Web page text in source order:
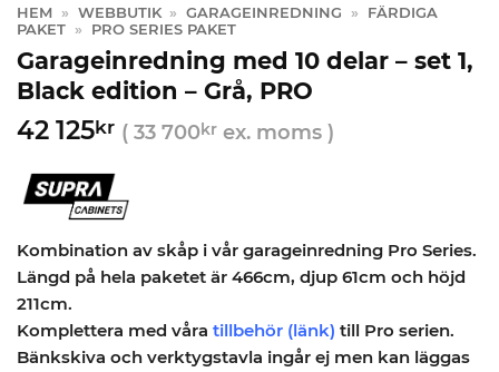
HEM » WEBBUTIK » GARAGEINREDNING »
FÄRDIGA
PAKET » PRO SERIES PAKET
Garageinredning med 10 delar – set 1,
Black edition – Grå, PRO
42 125kr ( 33 700kr ex. moms )
Kombination av skåp i vår garageinredning Pro Series.
Längd på hela paketet är 466cm, djup 61cm och höjd
211cm.
Komplettera med våra tillbehör (länk) till Pro serien.
Bänkskiva och verktygstavla ingår ej men kan läggas